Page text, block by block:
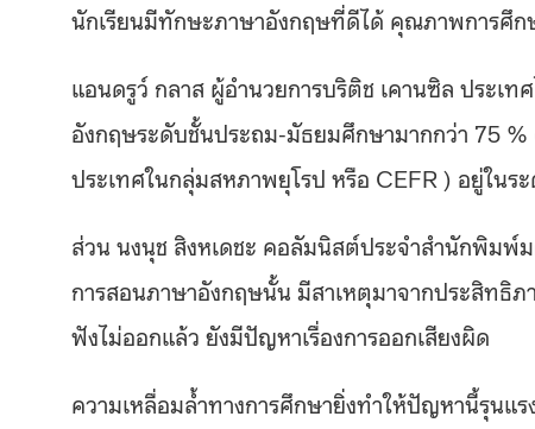
นักเรียนมีทักษะภาษาอังกฤษที่ดีได้ คุณภาพการศึก
แอนดรูว์ กลาส ผู้อำนวยการบริติช เคานซิล ประเ
อังกฤษระดับชั้นประถม-มัธยมศึกษามากกว่า 75 %
ประเทศในกลุ่มสหภาพยุโรป หรือ CEFR ) อยู่ในร
ส่วน นงนุช สิงหเดชะ คอลัมนิสต์ประจำสํานักพิมพ์
การสอนภาษาอังกฤษนั้น มีสาเหตุมาจากประสิทธิ
ฟังไม่ออกแล้ว ยังมีปัญหาเรื่องการออกเสียงผิด
ความเหลื่อมล้ำทางการศึกษายิ่งทำให้ปัญหานี้รุนแ